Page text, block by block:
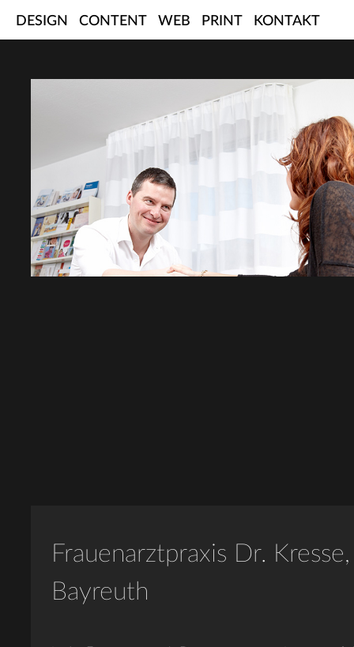
DESIGN CONTENT WEB PRINT KONTAKT
Frauenarztpraxis Dr. Kresse,
Bayreuth